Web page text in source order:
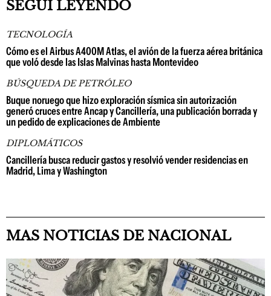
SEGUÍ LEYENDO
TECNOLOGÍA
Cómo es el Airbus A400M Atlas, el avión de la fuerza aérea británica
que voló desde las Islas Malvinas hasta Montevideo
BÚSQUEDA DE PETRÓLEO
Buque noruego que hizo exploración sísmica sin autorización
generó cruces entre Ancap y Cancillería, una publicación borrada y
un pedido de explicaciones de Ambiente
DIPLOMÁTICOS
Cancillería busca reducir gastos y resolvió vender residencias en
Madrid, Lima y Washington
MAS NOTICIAS DE NACIONAL